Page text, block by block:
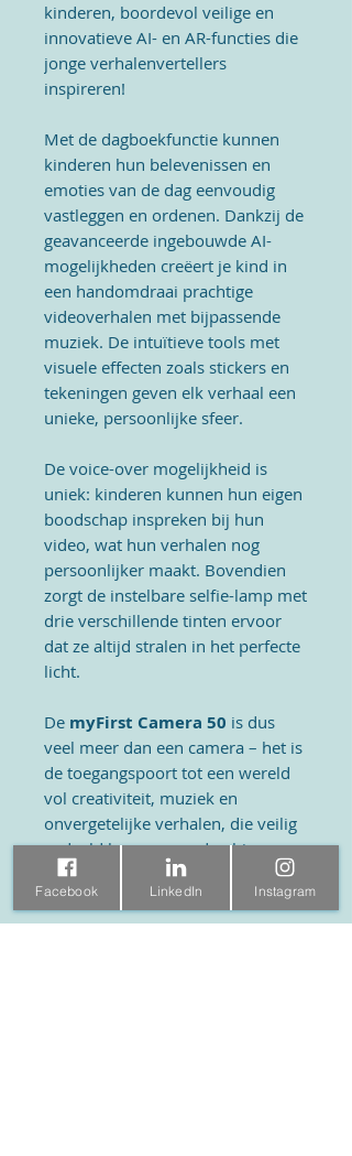
kinderen, boordevol veilige en
innovatieve AI- en AR-functies die
jonge verhalenvertellers
inspireren!
Met de dagboekfunctie kunnen
kinderen hun belevenissen en
emoties van de dag eenvoudig
vastleggen en ordenen. Dankzij de
geavanceerde ingebouwde AI-
mogelijkheden creëert je kind in
een handomdraai prachtige
videoverhalen met bijpassende
muziek. De intuïtieve tools met
visuele effecten zoals stickers en
tekeningen geven elk verhaal een
unieke, persoonlijke sfeer.
De voice-over mogelijkheid is
uniek: kinderen kunnen hun eigen
boodschap inspreken bij hun
video, wat hun verhalen nog
persoonlijker maakt. Bovendien
zorgt de instelbare selfie-lamp met
drie verschillende tinten ervoor
dat ze altijd stralen in het perfecte
licht.
De myFirst Camera 50 is dus
veel meer dan een camera – het is
de toegangspoort tot een wereld
vol creativiteit, muziek en
onvergetelijke verhalen, die veilig
gedeeld kunnen worden binnen
het gesloten myFirst Cirkle
Ecosysteem.
Facebook LinkedIn Instagram